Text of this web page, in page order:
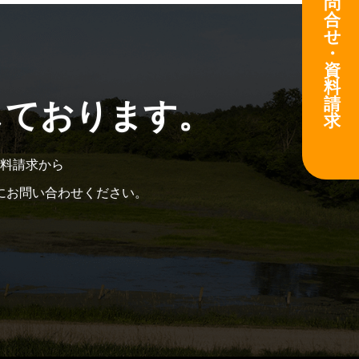
おります。
請求から
問い合わせください。
合
せ
・
資
料
請
求